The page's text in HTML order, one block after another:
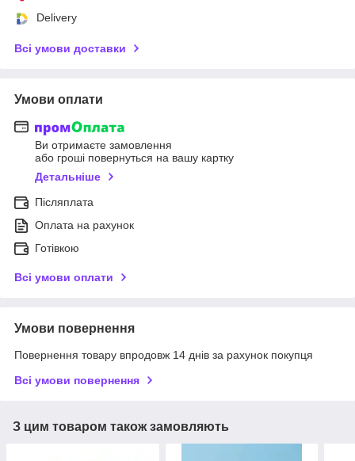
Delivery
Всі умови доставки
Умови оплати
Ви отримаєте замовлення
або гроші повернуться на вашу картку
Детальніше
Післяплата
Оплата на рахунок
Готівкою
Всі умови оплати
Умови повернення
Повернення товару впродовж 14 днів за рахунок покупця
Всі умови повернення
З цим товаром також замовляють